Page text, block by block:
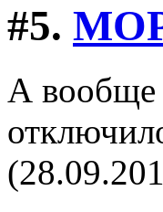
#5.
А вообще